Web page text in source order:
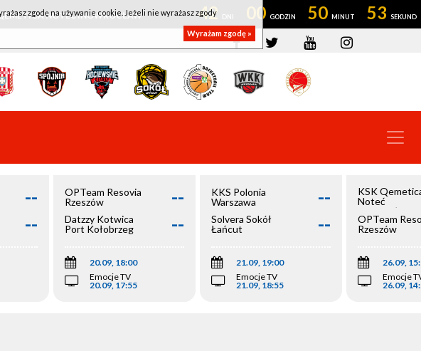
NOTEĆ INOWROCŁAW 42 00 50 53
--
--
OPTeam Resovia
Rzeszów
--
Datzzy Kotwica
Port Kołobrzeg
--
20.09, 18:00
Emocje TV
20.09, 17:55
KKS Polonia
Warszawa
--
Solvera Sokół
Łańcut
--
21.09, 19:00
Emocje TV
21.09, 18:55
KSK
Noteć
Inowrocław
OPTeam
Rzeszów
26.09,
Emocje
26.09,
zgodę na używanie cookie. Jeżeli nie wyrażasz zgody
Wyrażam zgodę »